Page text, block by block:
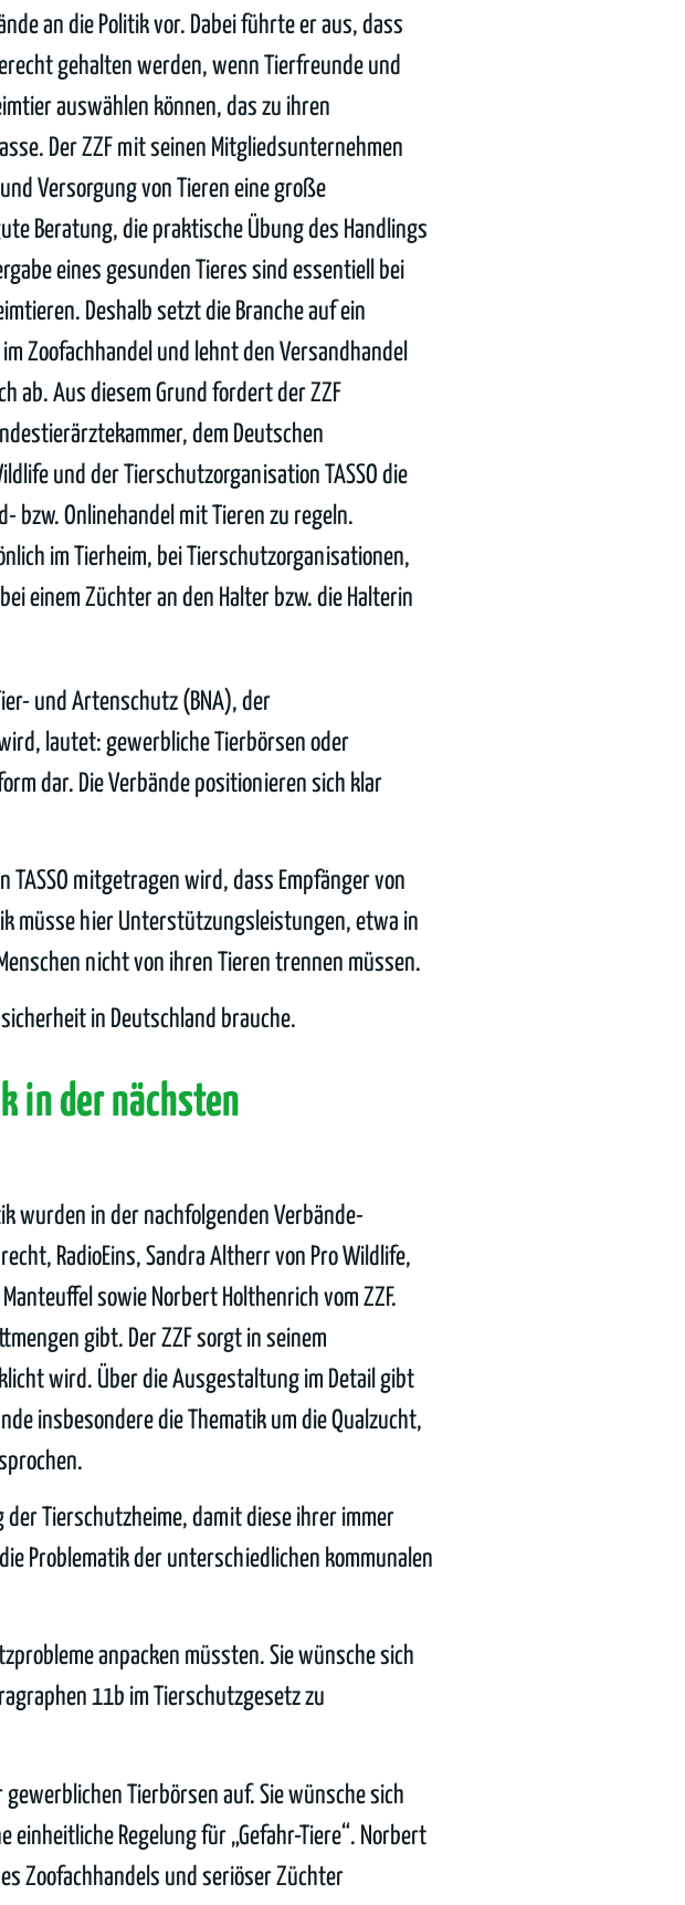
an die Politik vor. Dabei führte er aus, dass
gehalten werden, wenn Tierfreunde und
auswählen können, das zu ihren
Der ZZF mit seinen Mitgliedsunternehmen
Versorgung von Tieren eine große
Beratung, die praktische Übung des Handlings
eines gesunden Tieres sind essentiell bei
Deshalb setzt die Branche auf ein
Zoofachhandel und lehnt den Versandhandel
ab. Aus diesem Grund fordert der ZZF
dem Deutschen
und der Tierschutzorganisation TASSO die
bzw. Onlinehandel mit Tieren zu regeln.
im Tierheim, bei Tierschutzorganisationen,
einem Züchter an den Halter bzw. die Halterin
und Artenschutz (BNA), der
lautet: gewerbliche Tierbörsen oder
dar. Die Verbände positionieren sich klar
mitgetragen wird, dass Empfänger von
müsse hier Unterstützungsleistungen, etwa in
nicht von ihren Tieren trennen müssen.
in Deutschland brauche.
in der nächsten
wurden in der nachfolgenden Verbände-
RadioEins, Sandra Altherr von Pro Wildlife,
sowie Norbert Holthenrich vom ZZF.
gibt. Der ZZF sorgt in seinem
wird. Über die Ausgestaltung im Detail gibt
insbesondere die Thematik um die Qualzucht,
Tierschutzheime, damit diese ihrer immer
Problematik der unterschiedlichen kommunalen
anpacken müssten. Sie wünsche sich
11b im Tierschutzgesetz zu
Tierbörsen auf. Sie wünsche sich
Regelung für „Gefahr-Tiere“. Norbert
Zoofachhandels und seriöser Züchter